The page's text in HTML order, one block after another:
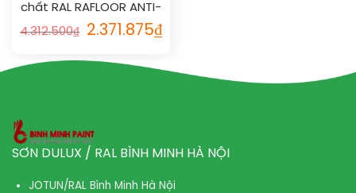
chất RAL RAFLOOR ANTI-
CHEM 1018
4.312.500₫ 2.371.875₫
SƠN DULUX / RAL BÌNH MINH HÀ NỘI
JOTUN/RAL Bình Minh Hà Nội